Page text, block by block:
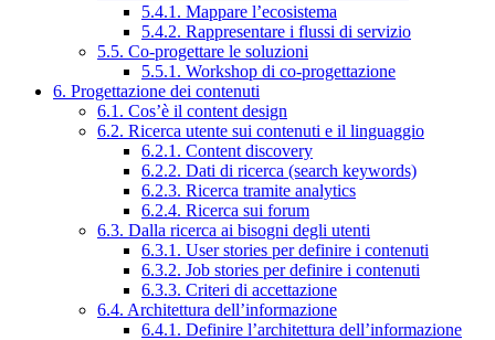
5.4.1. Mappare l’ecosistema
5.4.2. Rappresentare i flussi di servizio
5.5. Co-progettare le soluzioni
5.5.1. Workshop di co-progettazione
6. Progettazione dei contenuti
6.1. Cos’è il content design
6.2. Ricerca utente sui contenuti e il linguaggio
6.2.1. Content discovery
6.2.2. Dati di ricerca (search keywords)
6.2.3. Ricerca tramite analytics
6.2.4. Ricerca sui forum
6.3. Dalla ricerca ai bisogni degli utenti
6.3.1. User stories per definire i contenuti
6.3.2. Job stories per definire i contenuti
6.3.3. Criteri di accettazione
6.4. Architettura dell’informazione
6.4.1. Definire l’architettura dell’informazione